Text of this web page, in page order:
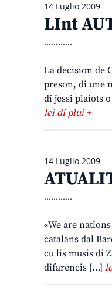
14 Luglio 2009
LInt
............
La decision de
preson, di une
dî jessi plaiots
lei di plui +
14 Luglio 2009
............
«We are
catalans dal
cu lis musis di
difarencis […]